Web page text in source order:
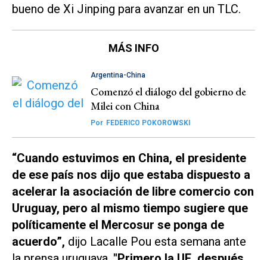
bueno de Xi Jinping para avanzar en un TLC.
MÁS INFO
Argentina-China
Comenzó el diálogo del gobierno de
Milei con China
Por FEDERICO POKOROWSKI
“Cuando estuvimos en China, el presidente
de ese país nos dijo que estaba dispuesto a
acelerar la asociación de libre comercio con
Uruguay, pero al mismo tiempo sugiere que
políticamente el Mercosur se ponga de
acuerdo”, dijo Lacalle Pou esta semana ante